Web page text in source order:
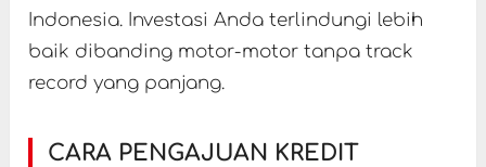
Indonesia. Investasi Anda terlindungi lebih
baik dibanding motor-motor tanpa track
record yang panjang.
CARA PENGAJUAN KREDIT